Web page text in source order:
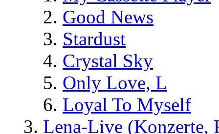
Good News
Stardust
Crystal Sky
Only Love, L
Loyal To Myself
Lena-Live (Konzerte,